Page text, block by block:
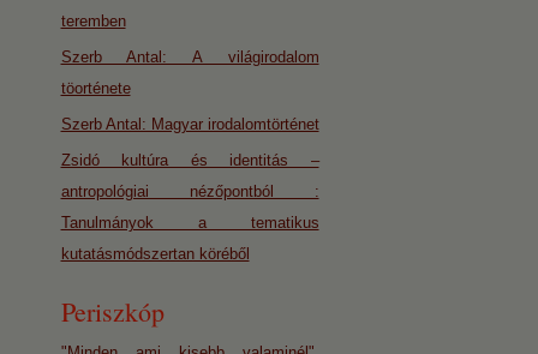
teremben
Szerb Antal: A világirodalom
töorténete
Szerb Antal: Magyar irodalomtörténet
Zsidó kultúra és identitás –
antropológiai nézőpontból :
Tanulmányok a tematikus
kutatásmódszertan köréből
Periszkóp